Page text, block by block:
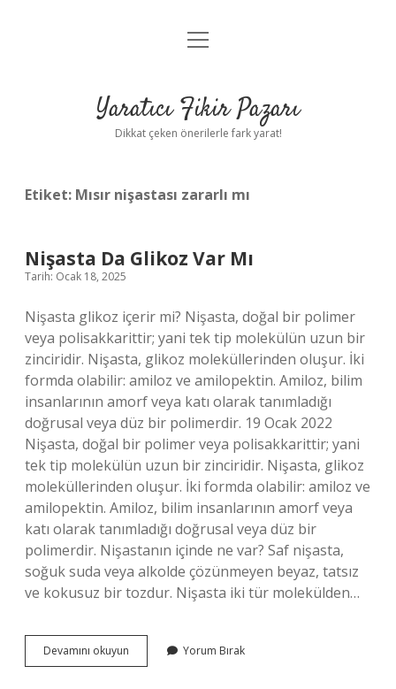
Anasayfa
Yasal Uyarı
menüyü
Yaratıcı Fikir Pazarı
Dikkat çeken önerilerle fark yarat!
Etiket: Mısır nişastası zararlı mı
Nişasta Da Glikoz Var Mı
Tarih: Ocak 18, 2025
Nişasta glikoz içerir mi? Nişasta, doğal bir polimer
veya polisakkarittir; yani tek tip molekülün uzun bir
zinciridir. Nişasta, glikoz moleküllerinden oluşur. İki
formda olabilir: amiloz ve amilopektin. Amiloz, bilim
insanlarının amorf veya katı olarak tanımladığı
doğrusal veya düz bir polimerdir. 19 Ocak 2022
Nişasta, doğal bir polimer veya polisakkarittir; yani
tek tip molekülün uzun bir zinciridir. Nişasta, glikoz
moleküllerinden oluşur. İki formda olabilir: amiloz ve
amilopektin. Amiloz, bilim insanlarının amorf veya
katı olarak tanımladığı doğrusal veya düz bir
polimerdir. Nişastanın içinde ne var? Saf nişasta,
soğuk suda veya alkolde çözünmeyen beyaz, tatsız
ve kokusuz bir tozdur. Nişasta iki tür molekülden…
Devamını okuyun
Da
Yorum Bırak